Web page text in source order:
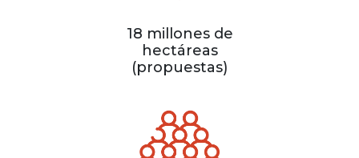
18 millones de
hectáreas
(propuestas)